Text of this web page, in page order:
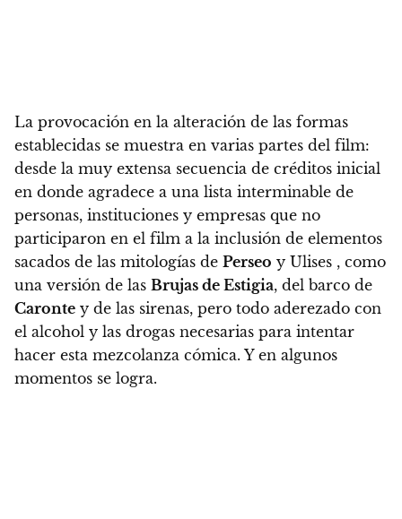
La provocación en la alteración de las formas
establecidas se muestra en varias partes del film:
desde la muy extensa secuencia de créditos inicial
en donde agradece a una lista interminable de
personas, instituciones y empresas que no
participaron en el film a la inclusión de elementos
sacados de las mitologías de Perseo y Ulises , como
una versión de las Brujas de Estigia, del barco de
Caronte y de las sirenas, pero todo aderezado con
el alcohol y las drogas necesarias para intentar
hacer esta mezcolanza cómica. Y en algunos
momentos se logra.